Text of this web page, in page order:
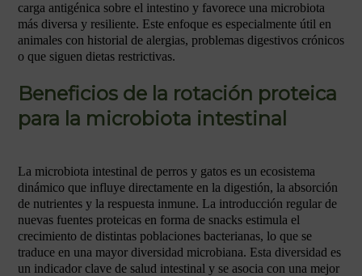
carga antigénica sobre el intestino y favorece una microbiota
más diversa y resiliente. Este enfoque es especialmente útil en
animales con historial de alergias, problemas digestivos crónicos
o que siguen dietas restrictivas.
Beneficios de la rotación proteica
para la microbiota intestinal
La microbiota intestinal de perros y gatos es un ecosistema
dinámico que influye directamente en la digestión, la absorción
de nutrientes y la respuesta inmune. La introducción regular de
nuevas fuentes proteicas en forma de snacks estimula el
crecimiento de distintas poblaciones bacterianas, lo que se
traduce en una mayor diversidad microbiana. Esta diversidad es
un indicador clave de salud intestinal y se asocia con una mejor